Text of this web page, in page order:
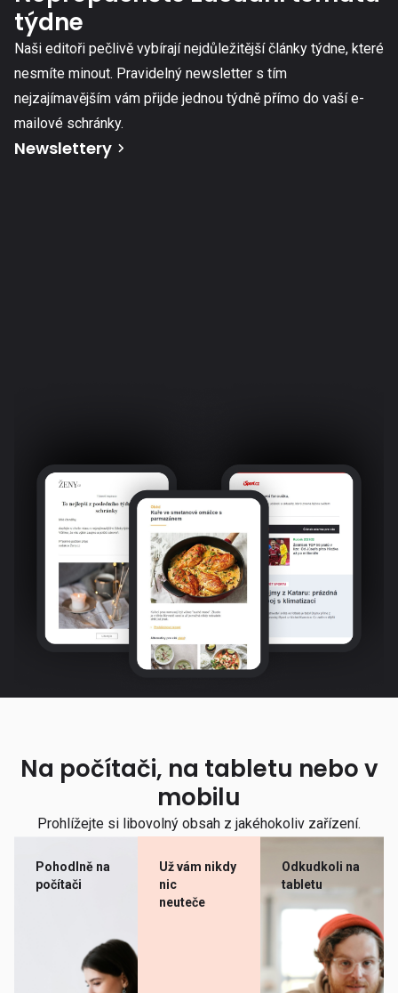
týdne
Naši editoři pečlivě vybírají nejdůležitější články týdne, které
nesmíte minout. Pravidelný newsletter s tím
nejzajímavějším vám přijde jednou týdně přímo do vaší e-
mailové schránky.
Newslettery
Na počítači, na tabletu nebo v
mobilu
Prohlížejte si libovolný obsah z jakéhokoliv zařízení.
Pohodlně na
počítači
Už vám nikdy
nic
neuteče
Odkudkoli na
tabletu